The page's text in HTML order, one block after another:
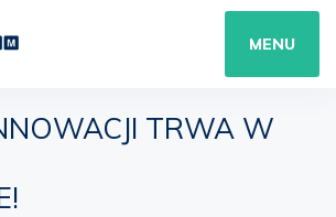
MENU
TRWA W